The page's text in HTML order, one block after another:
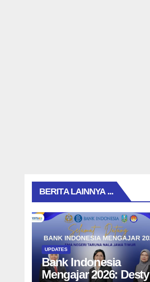
BERITA LAINNYA ...
UPDATES
Bank Indonesia
Mengajar 2026: Desty